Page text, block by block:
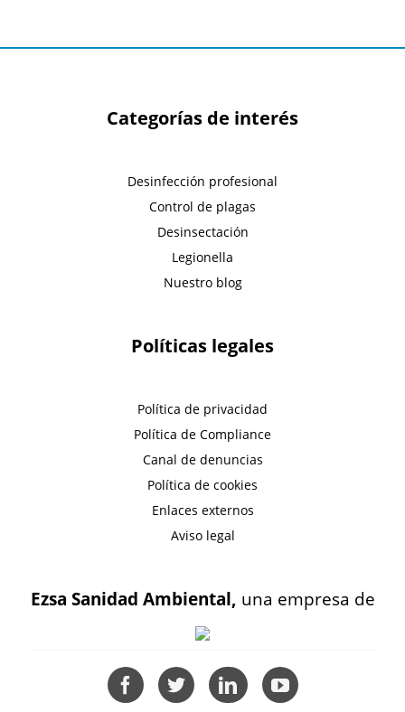
Categorías de interés
Desinfección profesional
Control de plagas
Desinsectación
Legionella
Nuestro blog
Políticas legales
Política de privacidad
Política de Compliance
Canal de denuncias
Política de cookies
Enlaces externos
Aviso legal
Ezsa Sanidad Ambiental, una empresa de